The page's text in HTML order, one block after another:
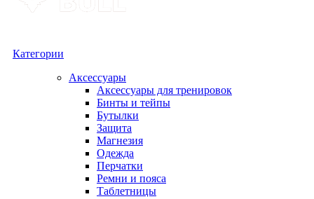
Категории
Аксессуары
Аксессуары для тренировок
Бинты и тейпы
Бутылки
Защита
Магнезия
Одежда
Перчатки
Ремни и пояса
Таблетницы